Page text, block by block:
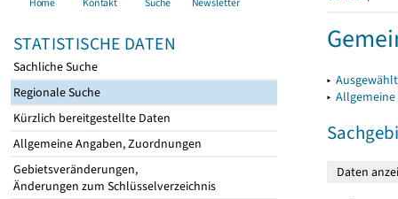
STATISTISCHE DATEN
Sachliche Suche
Regionale Suche
Kürzlich bereitgestellte Daten
Allgemeine Angaben, Zuordnungen
Gebietsveränderungen,
Änderungen zum Schlüsselverzeichnis
▸
▸